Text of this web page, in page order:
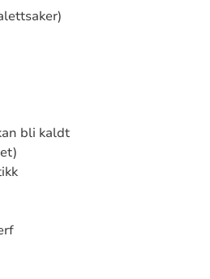
bli kaldt